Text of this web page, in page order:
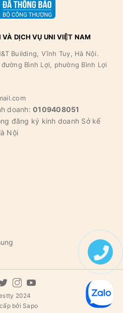
DỊCH VỤ UNI VIỆT NAM
Building, Vĩnh Tuy, Hà Nội.
Bình Lợi, phường Bình Lợi
doanh: 0109408051
đăng ký kinh doanh Sở kế
Nội
2024
bởi Sapo